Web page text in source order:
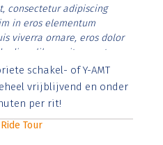
consectetur adipiscing
in eros elementum
viverra ornare, eros dolor
diam libero vitae erat.
cursus id rutrum lorem
risus tristique posuere.
schakel- of Y-AMT
vrijblijvend en onder
per rit!
Tour